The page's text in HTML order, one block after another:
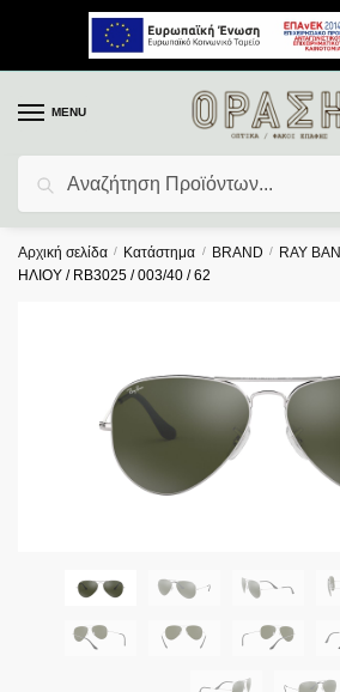
MENU
Αναζήτηση
Αρχική σελίδα / Κατάστημα / BRAND / RAY BAN
ΗΛΙΟΥ / RB3025 / 003/40 / 62